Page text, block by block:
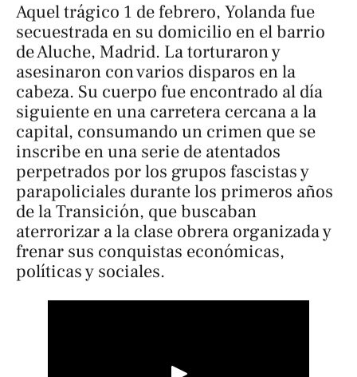
Aquel trágico 1 de febrero, Yolanda fue
secuestrada en su domicilio en el barrio
de Aluche, Madrid. La torturaron y
asesinaron con varios disparos en la
cabeza. Su cuerpo fue encontrado al día
siguiente en una carretera cercana a la
capital, consumando un crimen que se
inscribe en una serie de atentados
perpetrados por los grupos fascistas y
parapoliciales durante los primeros años
de la Transición, que buscaban
aterrorizar a la clase obrera organizada y
frenar sus conquistas económicas,
políticas y sociales.